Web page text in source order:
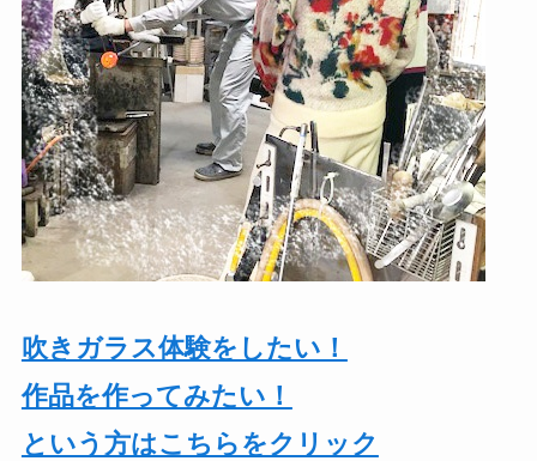
吹きガラス体験をしたい！
作品を作ってみたい！
という方はこちらをクリック